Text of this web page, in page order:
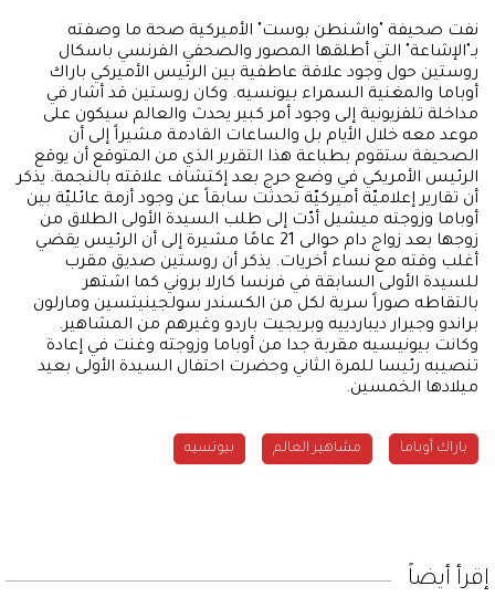
نفت صحيفة "واشنطن بوست" الأميركية صحة ما وصفته
بـ"الإشاعة" التي أطلقها المصور والصحفي الفرنسي باسكال
روستين حول وجود علاقة عاطفية بين الرئيس الأميركي باراك
أوباما والمغنية السمراء بيونسيه. وكان روستين قد أشار في
مداخلة تلفزيونية إلى وجود أمر كبير يحدث والعالم سيكون على
موعد معه خلال الأيام بل والساعات القادمة مشيراً إلى أن
الصحيفة ستقوم بطباعة هذا التقرير الذي من المتوقع أن يوقع
الرئيس الأمريكي في وضع حرج بعد إكتشاف علاقته بالنجمة. يذكر
أن تقارير إعلاميّة أميركيّة تحدثت سابقاً عن وجود أزمة عائليّة بين
أوباما وزوجته ميشيل أدّت إلى طلب السيدة الأولى الطلاق من
زوجها بعد زواج دام حوالى 21 عامًا مشيرة إلى أن الرئيس يقضي
أغلب وقته مع نساء أخريات. يذكر أن روستين صديق مقرب
للسيدة الأولى السابقة في فرنسا كارلا بروني كما اشتهر
بالتقاطه صوراً سرية لكل من الكسندر سولجينيتسين ومارلون
براندو وجيرار ديباردييه وبريجيت باردو وغيرهم من المشاهير.
وكانت بيونيسيه مقربة جدا من أوباما وزوجته وغنت في إعادة
تنصيبه رئيسا للمرة الثاني وحضرت احتفال السيدة الأولى بعيد
ميلادها الخمسين.
باراك أوباما مشاهير العالم بيونسيه
إقرأ أيضاً